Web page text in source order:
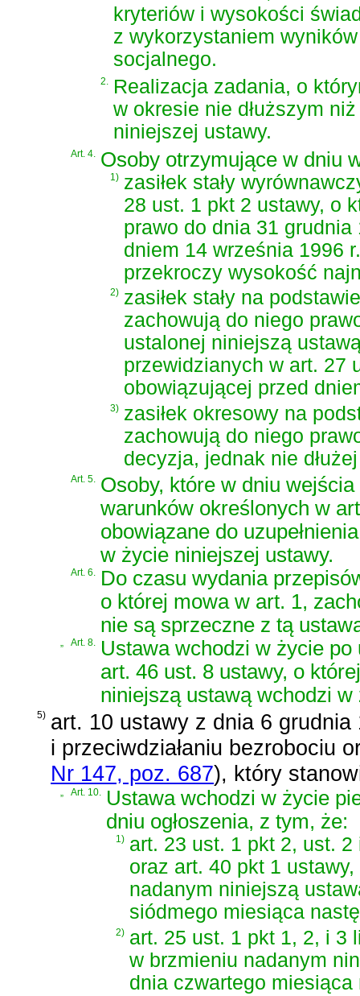
kryteriów i wysokości
z wykorzystaniem
socjalnego.
2.
Realizacja zadania, o
w okresie nie dłuższym
niniejszej ustawy.
Art. 4. Osoby otrzymujące w dniu
1) zasiłek stały
28 ust. 1 pkt 2 ustawy, o
prawo do dnia 31
dniem 14 września 1996
przekroczy wysokość
2) zasiłek stały na
zachowują do niego
ustalonej niniejszą
przewidzianych w art. 27
obowiązującej przed
3) zasiłek okresowy na
zachowują do niego
decyzja, jednak nie
Art. 5.
Osoby, które w dniu
warunków określonych w
obowiązane do
w życie niniejszej ustawy.
Art. 6.
Do czasu wydania
o której mowa w art. 1,
nie są sprzeczne z tą
Art. 8.
Ustawa wchodzi w życie po
art. 46 ust. 8 ustawy, o
niniejszą ustawą wchodzi
5) art. 10 ustawy z dnia 6
i przeciwdziałaniu bezrobociu
Nr 147, poz. 687), który
„ Art. 10. Ustawa wchodzi w życie
dniu ogłoszenia, z tym, że:
1) art. 23 ust. 1 pkt 2, ust.
oraz art. 40 pkt 1
nadanym niniejszą
siódmego miesiąca
2) art. 25 ust. 1 pkt 1, 2, i 3
w brzmieniu nadanym
dnia czwartego miesiąca